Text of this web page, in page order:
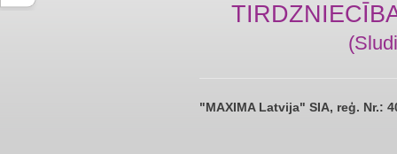
"MAXIMA Latvija" SIA, reģ. Nr.: